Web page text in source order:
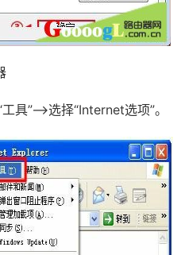
具”——>选择“Internet选项”。